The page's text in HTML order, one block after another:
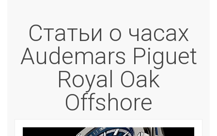
Статьи о часах
Audemars Piguet
Royal Oak
Offshore